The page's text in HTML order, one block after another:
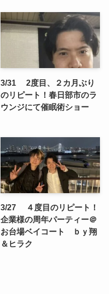
3/31 2度目、２カ月ぶり
のリピート！春日部市のラ
ウンジにて催眠術ショー
3/27 ４度目のリピート！
企業様の周年パーティー＠
お台場ベイコート ｂｙ翔
＆ヒラク